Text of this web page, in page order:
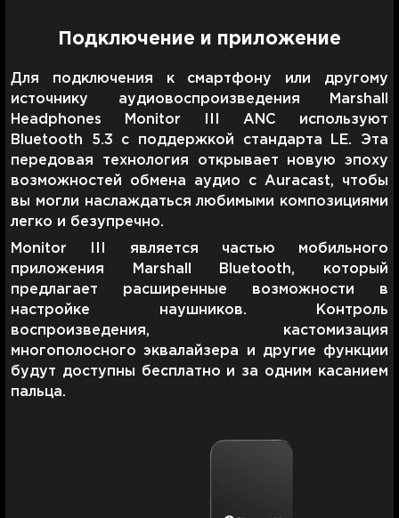
Подключение и приложение
Для подключения к смартфону или другому
источнику аудиовоспроизведения Marshall
Headphones Monitor III ANC используют
Bluetooth 5.3 с поддержкой стандарта LE. Эта
передовая технология открывает новую эпоху
возможностей обмена аудио с Auracast, чтобы
вы могли наслаждаться любимыми композициями
легко и безупречно.
Monitor III является частью мобильного
приложения Marshall Bluetooth, который
предлагает расширенные возможности в
настройке наушников. Контроль
воспроизведения, кастомизация
многополосного эквалайзера и другие функции
будут доступны бесплатно и за одним касанием
пальца.